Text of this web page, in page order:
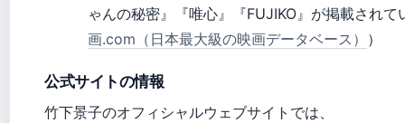
ゃんの秘密』『唯心』『FUJIKO』が掲載されて
画.com（日本最大級の映画データベース） ）
公式サイトの情報
竹下景子のオフィシャルウェブサイトでは、